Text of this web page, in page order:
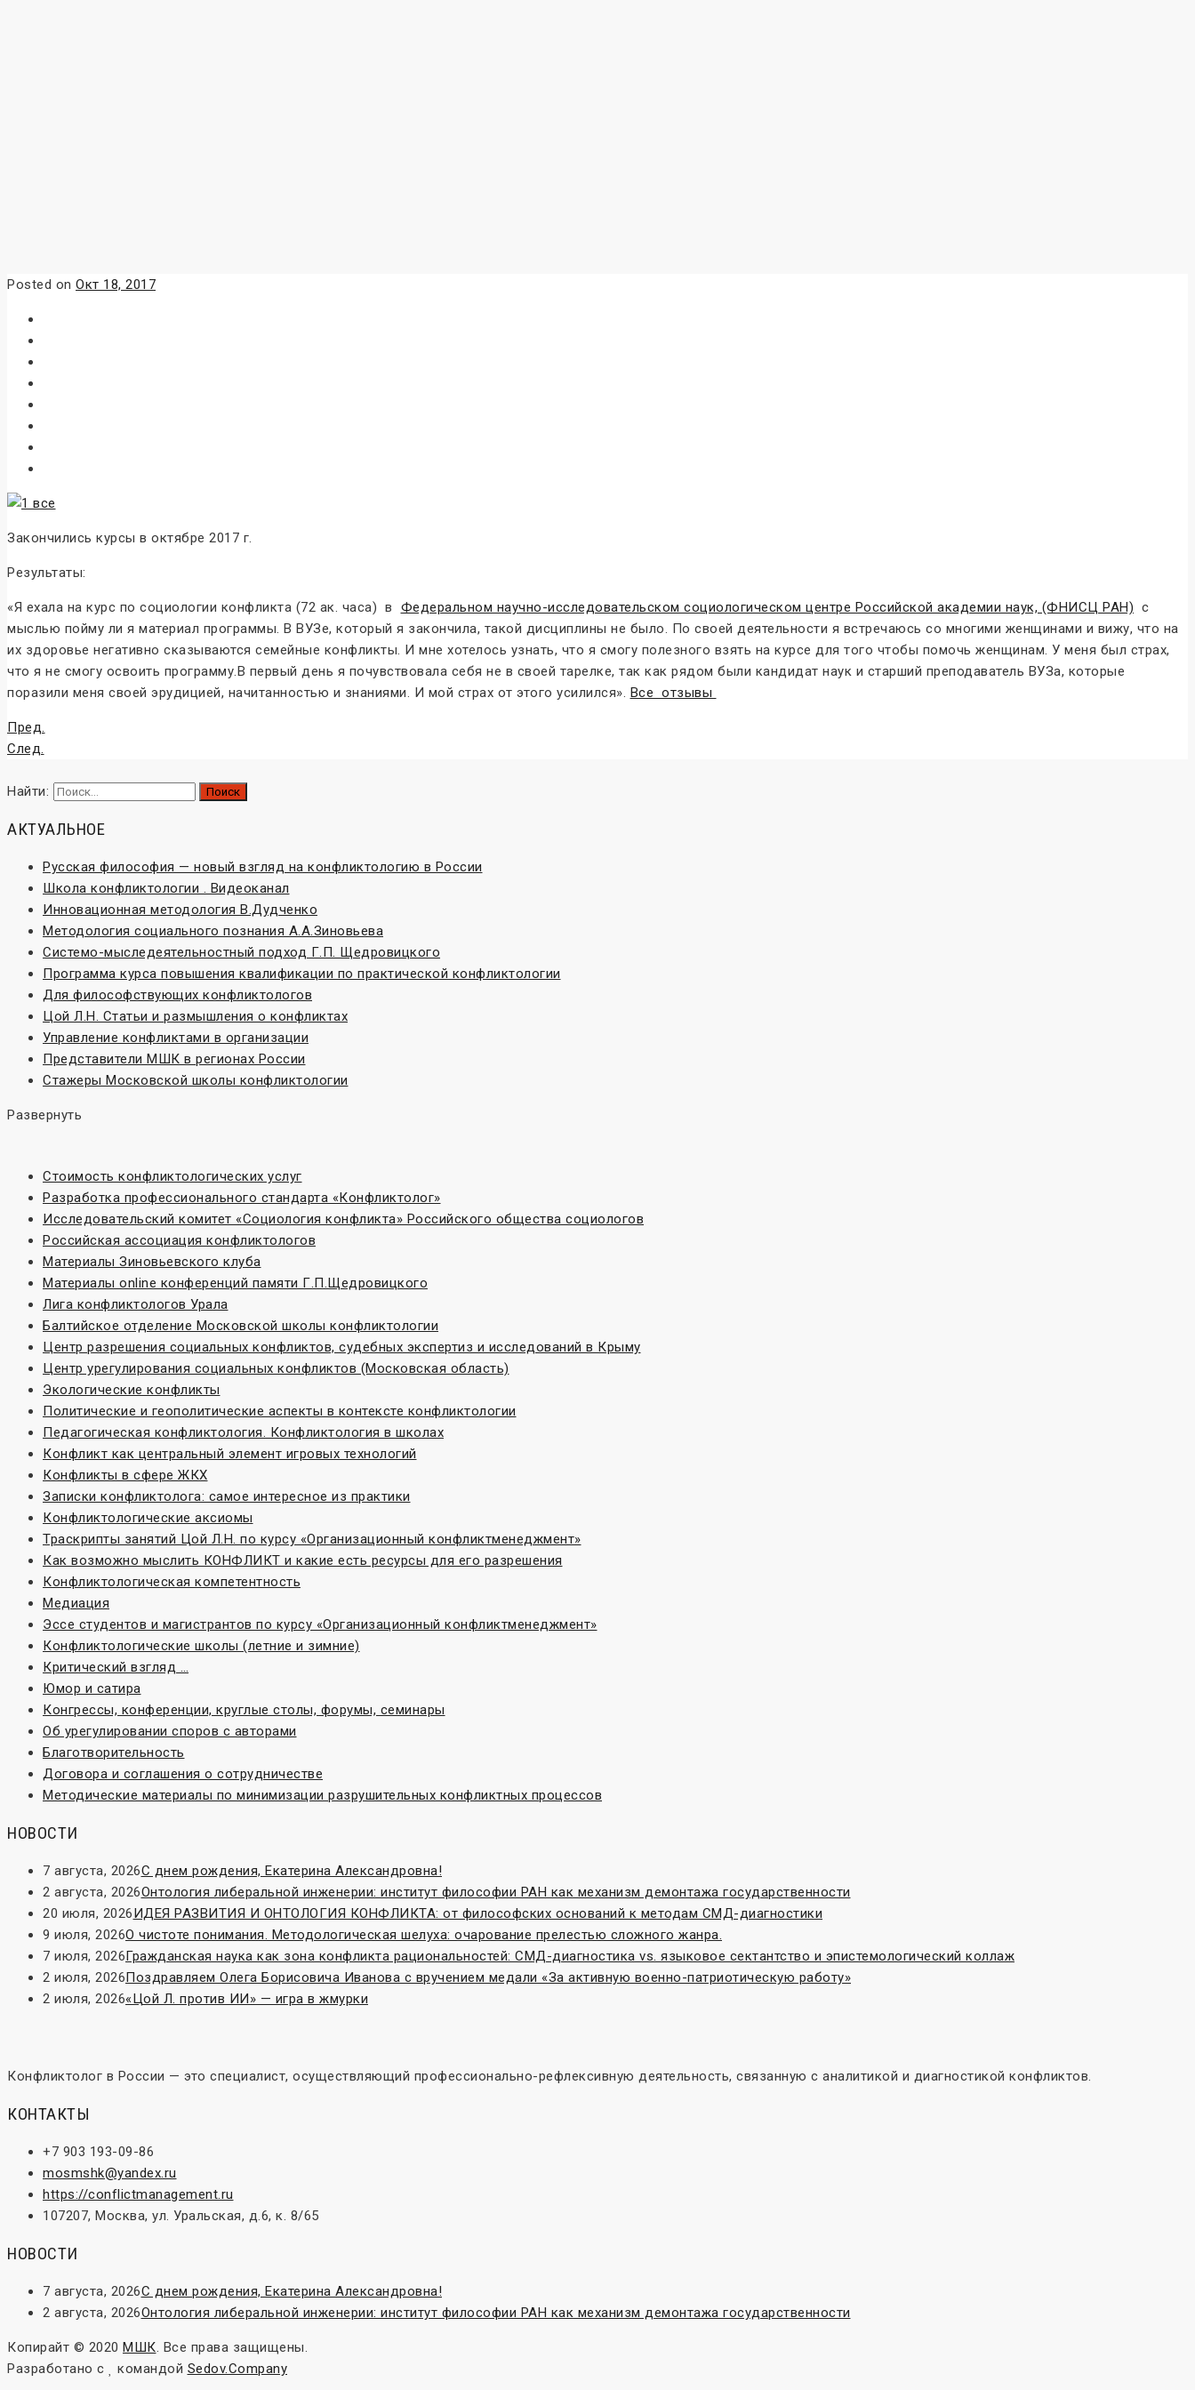
Posted on Окт 18, 2017
Закончились курсы в октябре 2017 г.
Результаты:
«Я ехала на курс по социологии конфликта (72 ак. часа) в Федеральном научно-исследовательском социологическом центре Российской академии наук, (ФНИСЦ РАН) с
мыслью пойму ли я материал программы. В ВУЗе, который я закончила, такой дисциплины не было. По своей деятельности я встречаюсь со многими женщинами и вижу, что на
их здоровье негативно сказываются семейные конфликты. И мне хотелось узнать, что я смогу полезного взять на курсе для того чтобы помочь женщинам. У меня был страх,
что я не смогу освоить программу.В первый день я почувствовала себя не в своей тарелке, так как рядом были кандидат наук и старший преподаватель ВУЗа, которые
поразили меня своей эрудицией, начитанностью и знаниями. И мой страх от этого усилился». Все отзывы
Пред.
След.
Найти:
АКТУАЛЬНОЕ
Русская философия — новый взгляд на конфликтологию в России
Школа конфликтологии . Видеоканал
Инновационная методология В.Дудченко
Методология социального познания А.А.Зиновьева
Системо-мыследеятельностный подход Г.П. Щедровицкого
Программа курса повышения квалификации по практической конфликтологии
Для философствующих конфликтологов
Цой Л.Н. Статьи и размышления о конфликтах
Управление конфликтами в организации
Представители МШК в регионах России
Стажеры Московской школы конфликтологии
Развернуть
Стоимость конфликтологических услуг
Разработка профессионального стандарта «Конфликтолог»
Исследовательский комитет «Социoлогия конфликта» Российского общества социологов
Российская ассоциация конфликтологов
Материалы Зиновьевского клуба
Материалы online конференций памяти Г.П.Щедровицкого
Лига конфликтологов Урала
Балтийское отделение Московской школы конфликтологии
Центр разрешения социальных конфликтов, судебных экспертиз и исследований в Крыму
Центр урегулирования социальных конфликтов (Московская область)
Экологические конфликты
Политические и геополитические аспекты в контексте конфликтологии
Педагогическая конфликтология. Конфликтология в школах
Конфликт как центральный элемент игровых технологий
Конфликты в сфере ЖКХ
Записки конфликтолога: самое интересное из практики
Конфликтологические аксиомы
Траскрипты занятий Цой Л.Н. по курсу «Организационный конфликтменеджмент»
Как возможно мыслить КОНФЛИКТ и какие есть ресурсы для его разрешения
Конфликтологическая компетентность
Медиация
Эссе студентов и магистрантов по курсу «Организационный конфликтменеджмент»
Конфликтологические школы (летние и зимние)
Критический взгляд …
Юмор и сатира
Конгрессы, конференции, круглые столы, форумы, семинары
Об урегулировании споров с авторами
Благотворительность
Договора и соглашения о сотрудничестве
Методические материалы по минимизации разрушительных конфликтных процессов
НОВОСТИ
7 августа, 2026С днем рождения, Екатерина Александровна!
2 августа, 2026Онтология либеральной инженерии: институт философии РАН как механизм демонтажа государственности
20 июля, 2026ИДЕЯ РАЗВИТИЯ И ОНТОЛОГИЯ КОНФЛИКТА: от философских оснований к методам СМД-диагностики
9 июля, 2026О чистоте понимания. Методологическая шелуха: очарование прелестью сложного жанра.
7 июля, 2026Гражданская наука как зона конфликта рациональностей: СМД-диагностика vs. языковое сектантство и эпистемологический коллаж
2 июля, 2026Поздравляем Олега Борисовича Иванова с вручением медали «За активную военно-патриотическую работу»
2 июля, 2026«Цой Л. против ИИ» — игра в жмурки
Конфликтолог в России — это специалист, осуществляющий профессионально-рефлексивную деятельность, связанную с аналитикой и диагностикой конфликтов.
КОНТАКТЫ
+7 903 193-09-86
mosmshk@yandex.ru
https://conflictmanagement.ru
107207, Москва, ул. Уральская, д.6, к. 8/65
НОВОСТИ
7 августа, 2026С днем рождения, Екатерина Александровна!
2 августа, 2026Онтология либеральной инженерии: институт философии РАН как механизм демонтажа государственности
Копирайт © 2020 МШК. Все права защищены.
Разработано с
командой Sedov.Company